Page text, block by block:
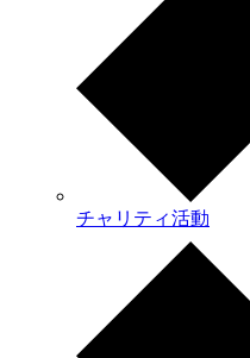
チャリティ活動